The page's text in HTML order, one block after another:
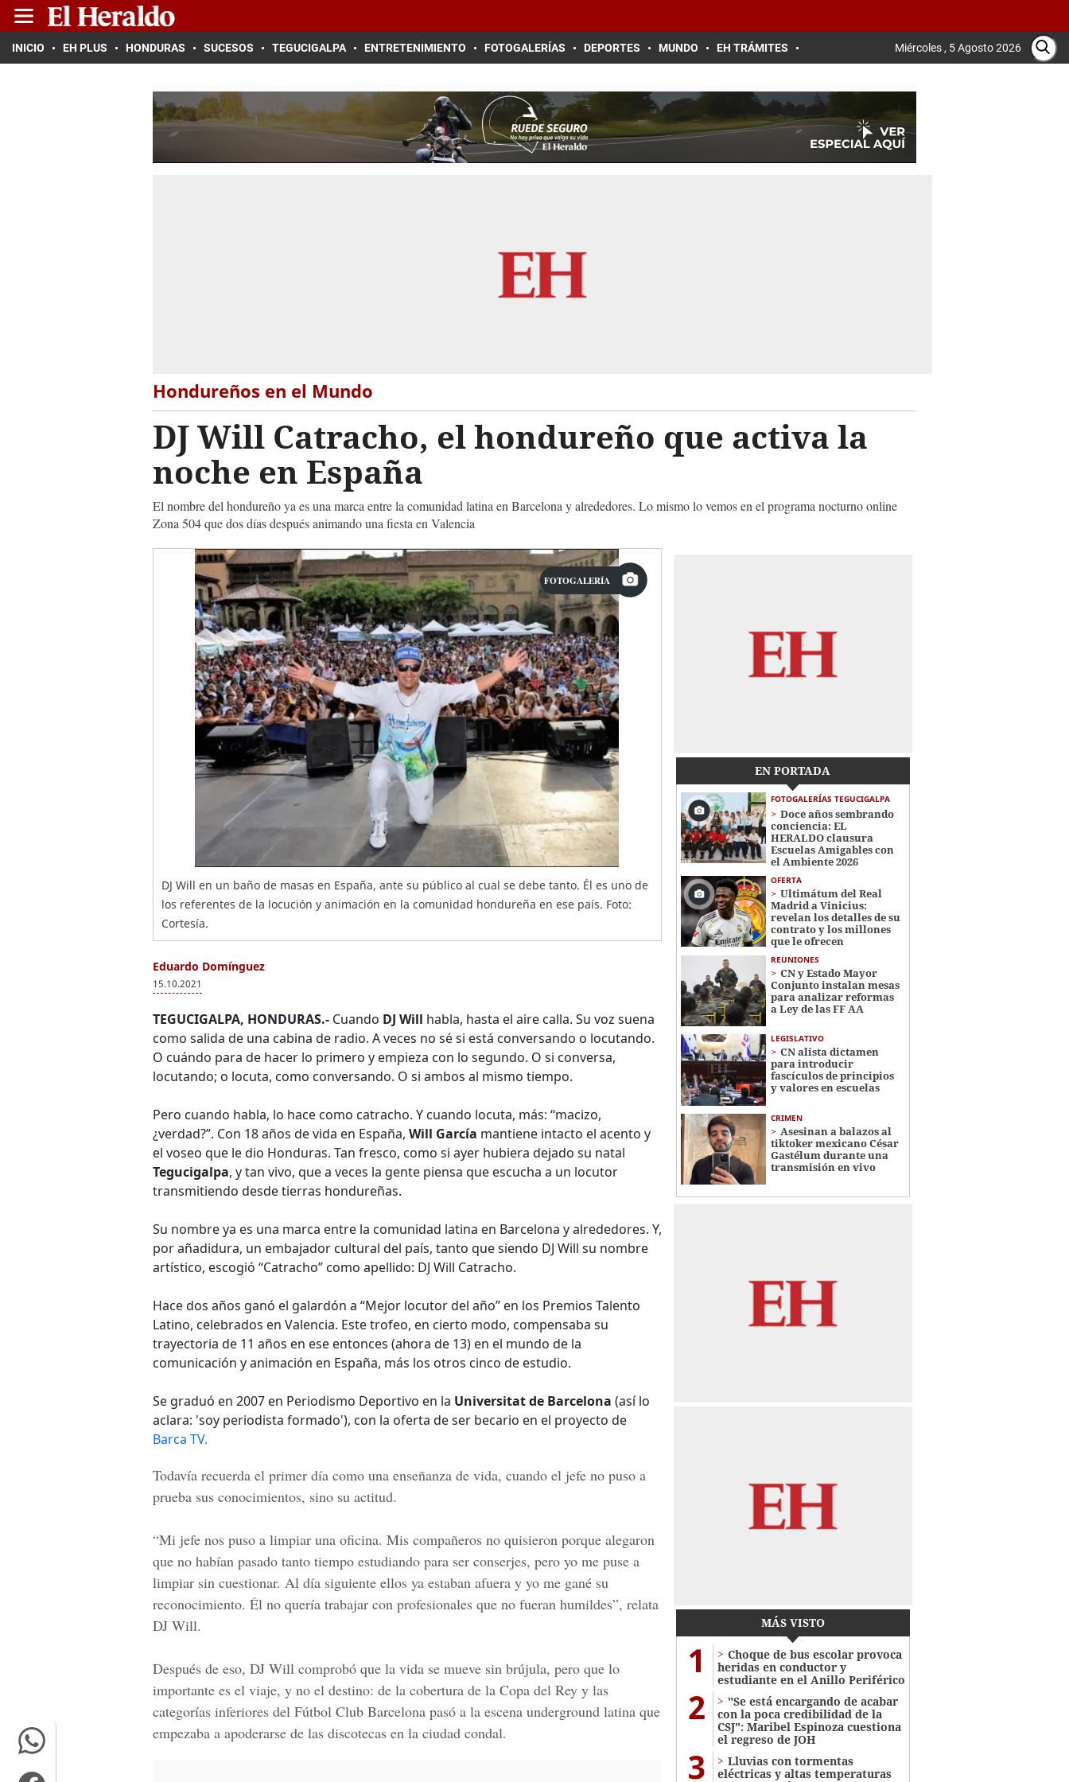
INICIO EH PLUS HONDURAS SUCESOS TEGUCIGALPA ENTRETENIMIENTO FOTOGALERÍAS DEPORTES MUNDO EH TRÁMITES Miércoles , 5 Agosto 2026
Hondureños en el Mundo
DJ Will Catracho, el hondureño que activa la
noche en España
El nombre del hondureño ya es una marca entre la comunidad latina en Barcelona y alrededores. Lo mismo lo vemos en el programa nocturno online
Zona 504 que dos días después animando una fiesta en Valencia
FOTOGALERÍA
DJ Will en un baño de masas en España, ante su público al cual se debe tanto. Él es uno de
los referentes de la locución y animación en la comunidad hondureña en ese país. Foto:
Cortesía.
Eduardo Domínguez
15.10.2021
TEGUCIGALPA, HONDURAS.- Cuando DJ Will habla, hasta el aire calla. Su voz suena
como salida de una cabina de radio. A veces no sé si está conversando o locutando.
O cuándo para de hacer lo primero y empieza con lo segundo. O si conversa,
locutando; o locuta, como conversando. O si ambos al mismo tiempo.
Pero cuando habla, lo hace como catracho. Y cuando locuta, más: “macizo,
¿verdad?”. Con 18 años de vida en España, Will García mantiene intacto el acento y
el voseo que le dio Honduras. Tan fresco, como si ayer hubiera dejado su natal
Tegucigalpa, y tan vivo, que a veces la gente piensa que escucha a un locutor
transmitiendo desde tierras hondureñas.
Su nombre ya es una marca entre la comunidad latina en Barcelona y alrededores. Y,
por añadidura, un embajador cultural del país, tanto que siendo DJ Will su nombre
artístico, escogió “Catracho” como apellido: DJ Will Catracho.
Hace dos años ganó el galardón a “Mejor locutor del año” en los Premios Talento
Latino, celebrados en Valencia. Este trofeo, en cierto modo, compensaba su
trayectoria de 11 años en ese entonces (ahora de 13) en el mundo de la
comunicación y animación en España, más los otros cinco de estudio.
Se graduó en 2007 en Periodismo Deportivo en la Universitat de Barcelona (así lo
aclara: 'soy periodista formado'), con la oferta de ser becario en el proyecto de
Barca TV.
Todavía recuerda el primer día como una enseñanza de vida, cuando el jefe no puso a
prueba sus conocimientos, sino su actitud.
“Mi jefe nos puso a limpiar una oficina. Mis compañeros no quisieron porque alegaron
que no habían pasado tanto tiempo estudiando para ser conserjes, pero yo me puse a
limpiar sin cuestionar. Al día siguiente ellos ya estaban afuera y yo me gané su
reconocimiento. Él no quería trabajar con profesionales que no fueran humildes”, relata
DJ Will.
Después de eso, DJ Will comprobó que la vida se mueve sin brújula, pero que lo
importante es el viaje, y no el destino: de la cobertura de la Copa del Rey y las
categorías inferiores del Fútbol Club Barcelona pasó a la escena underground latina que
empezaba a apoderarse de las discotecas en la ciudad condal.
EN PORTADA
FOTOGALERÍAS TEGUCIGALPA
Doce años sembrando
conciencia: EL
HERALDO clausura
Escuelas Amigables con
el Ambiente 2026
OFERTA
Ultimátum del Real
Madrid a Vinicius:
revelan los detalles de su
contrato y los millones
que le ofrecen
REUNIONES
CN y Estado Mayor
Conjunto instalan mesas
para analizar reformas
a Ley de las FF AA
LEGISLATIVO
CN alista dictamen
para introducir
fascículos de principios
y valores en escuelas
CRIMEN
Asesinan a balazos al
tiktoker mexicano César
Gastélum durante una
transmisión en vivo
MÁS VISTO
1
Choque de bus escolar provoca
heridas en conductor y
estudiante en el Anillo Periférico
2
"Se está encargando de acabar
con la poca credibilidad de la
CSJ": Maribel Espinoza cuestiona
el regreso de JOH
3
Lluvias con tormentas
eléctricas y altas temperaturas